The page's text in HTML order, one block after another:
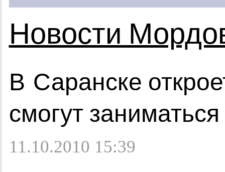
Новости
В Саранске
смогут
11.10.2010 15:39